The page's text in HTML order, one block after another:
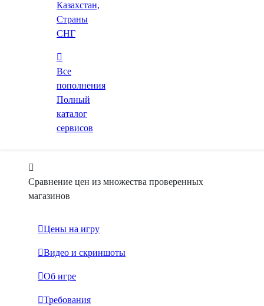
Казахстан,
Страны
СНГ
Все
пополнения
Полный
каталог
сервисов
Отзывы в Steam
Только лицензионные ключи от официальных
Сравнение цен из множества проверенных
магазинов
Цены на игру
Видео и скриншоты
Об игре
Требования